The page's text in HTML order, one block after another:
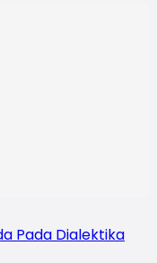
Pada Dialektika